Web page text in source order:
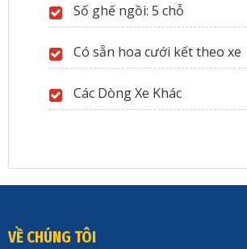
Số ghế ngồi: 5 chỗ
Có sẵn hoa cưới kết theo xe
Các Dòng Xe Khác
VỀ CHÚNG TÔI